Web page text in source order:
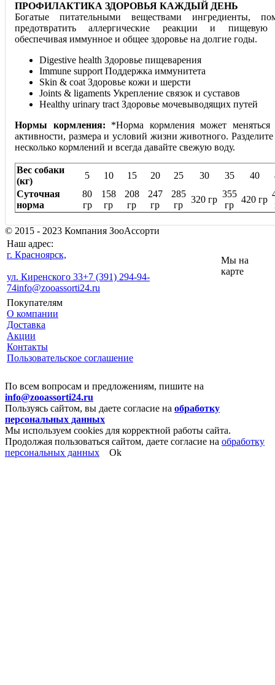
ПРОФИЛАКТИКА ЗДОРОВЬЯ КАЖДЫЙ ДЕНЬ
Богатые питательными веществами ингредиенты,
предотвратить аллергические реакции и пищевую
обеспечивая иммунное и общее здоровье на долгие годы.
Digestive health Здоровье пищеварения
Immune support Поддержка иммунитета
Skin & coat Здоровье кожи и шерсти
Joints & ligaments Укрепление связок и суставов
Healthy urinary tract Здоровье мочевыводящих путей
Нормы кормления: *Норма кормления может меняться
активности, размера и условий жизни животного.
несколько кормлений и всегда давайте свежую воду.
Вес собаки
(кг)
5 10 15 20 25 30 35 40
Суточная
норма
80
гр
158
гр
208
гр
247
гр
285
гр
320 гр
355
гр
420 гр
© 2015 - 2023 Компания ЗооАссорти
Наш адрес:
г. Красноярск,
ул. Киренского 33+7 (391) 294-94-
74info@zooassorti24.ru
Мы на
карте
Покупателям
О компании
Доставка
Акции
Контакты
Пользовательское соглашение
По всем вопросам и предложениям, пишите на
info@zooassorti24.ru
Пользуясь сайтом, вы даете согласие на обработку
персональных данных
Мы используем cookies для корректной работы сайта.
Продолжая пользоваться сайтом, даете согласие на обработку
персональных данных
Ok